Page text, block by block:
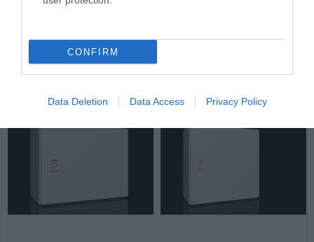
CONFIRM
Data Deletion Data Access Privacy Policy
Π300xΥ300xΒ210mm AX
94,84 € 103,50 €